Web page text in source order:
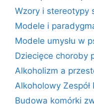
Wzory i stereotypy
Modele i
Modele umysłu w
Dziecięce choroby
Alkoholizm a
Alkoholowy Zespół
Budowa komórki